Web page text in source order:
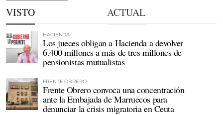
VISTO ACTUAL
HACIENDA
Los jueces obligan a Hacienda a devolver
6.400 millones a más de tres millones de
pensionistas mutualistas
FRENTE OBRERO
Frente Obrero convoca una concentración
ante la Embajada de Marruecos para
denunciar la crisis migratoria en Ceuta